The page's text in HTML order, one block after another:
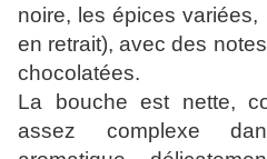
noire, les épices
en retrait), avec des
chocolatées.
La bouche est nette,
assez complexe